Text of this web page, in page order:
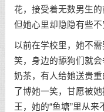
花，接受着无数男生的
但她心里却隐隐有些不
以前在学校里，她不
笑，身边的舔狗们就
奶茶，有人给她送贵
了博她一笑，甘愿被
王，她的“鱼塘”里从来